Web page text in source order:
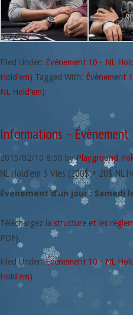
Filed Under: Évènement 10 - NL
Hold'em) Tagged With: Évènement
NL Hold'em)
Informations – Évènement
2015/02/10 8:50 byPlayground
NL Hold’em 3 Vies (200$ + 20$ NL
Évènement d’un jour : Samedi
Téléchargez la structure et les
PDF).
Filed Under:Évènement 10 - NL
Hold'em)